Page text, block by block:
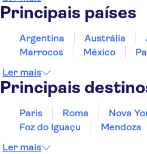
Principais países
Argentina Austrália
Marrocos
México
Ler mais
Principais
Paris Roma Nova
Foz do Iguaçu
Mendoza
Ler mais